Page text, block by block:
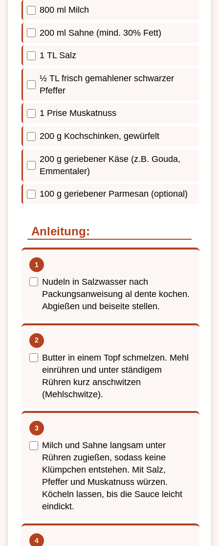
800 ml Milch
200 ml Sahne (mind. 30% Fett)
1 TL Salz
½ TL frisch gemahlener schwarzer
Pfeffer
1 Prise Muskatnuss
200 g Kochschinken, gewürfelt
200 g geriebener Käse (z.B. Gouda,
Emmentaler)
100 g geriebener Parmesan (optional)
Anleitung:
Nudeln in Salzwasser nach
Packungsanweisung al dente kochen.
Abgießen und beiseite stellen.
Butter in einem Topf schmelzen. Mehl
einrühren und unter ständigem
Rühren kurz anschwitzen
(Mehlschwitze).
Milch und Sahne langsam unter
Rühren zugießen, sodass keine
Klümpchen entstehen. Mit Salz,
Pfeffer und Muskatnuss würzen.
Köcheln lassen, bis die Sauce leicht
eindickt.